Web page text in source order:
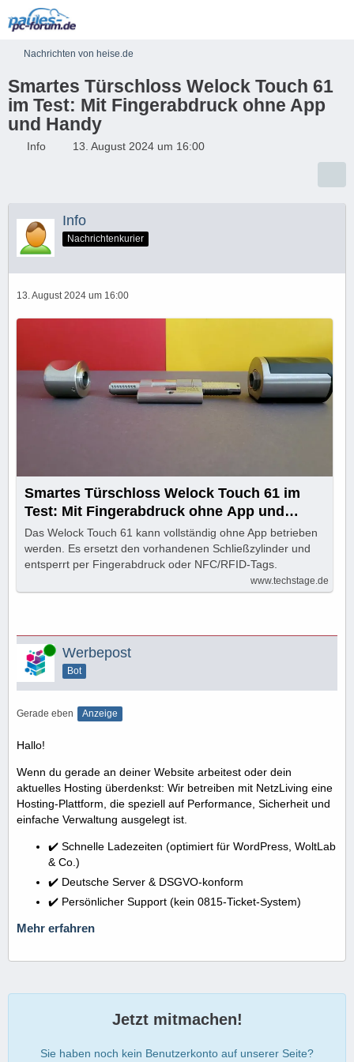
Nachrichten von heise.de
Smartes Türschloss Welock Touch 61
im Test: Mit Fingerabdruck ohne App
und Handy
Info 13. August 2024 um 16:00
Info
Nachrichtenkurier
13. August 2024 um 16:00
Smartes Türschloss Welock Touch 61 im
Test: Mit Fingerabdruck ohne App und
Handy
Das Welock Touch 61 kann vollständig ohne App betrieben
werden. Es ersetzt den vorhandenen Schließzylinder und
entsperrt per Fingerabdruck oder NFC/RFID-Tags.
www.techstage.de
Online Werbepost
Bot
Gerade eben Anzeige
Hallo!
Wenn du gerade an deiner Website arbeitest oder dein
aktuelles Hosting überdenkst: Wir betreiben mit NetzLiving eine
Hosting-Plattform, die speziell auf Performance, Sicherheit und
einfache Verwaltung ausgelegt ist.
✔️ Schnelle Ladezeiten (optimiert für WordPress, WoltLab
& Co.)
✔️ Deutsche Server & DSGVO-konform
✔️ Persönlicher Support (kein 0815-Ticket-System)
Mehr erfahren
Jetzt mitmachen!
Sie haben noch kein Benutzerkonto auf unserer Seite?